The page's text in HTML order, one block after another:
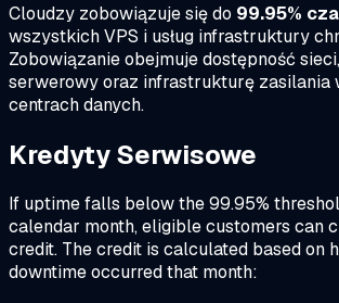
Cloudzy zobowiązuje się do 99.95%
wszystkich VPS i usług infrastruktury
Zobowiązanie obejmuje dostępność
serwerowy oraz infrastrukturę zasilania
centrach danych.
Kredyty Serwisowe
If uptime falls below the 99.95%
calendar month, eligible customers can
credit. The credit is calculated based on
downtime occurred that month: